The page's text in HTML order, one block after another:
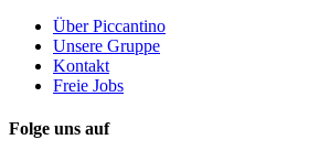
Über Piccantino
Unsere Gruppe
Kontakt
Freie Jobs
Folge uns auf